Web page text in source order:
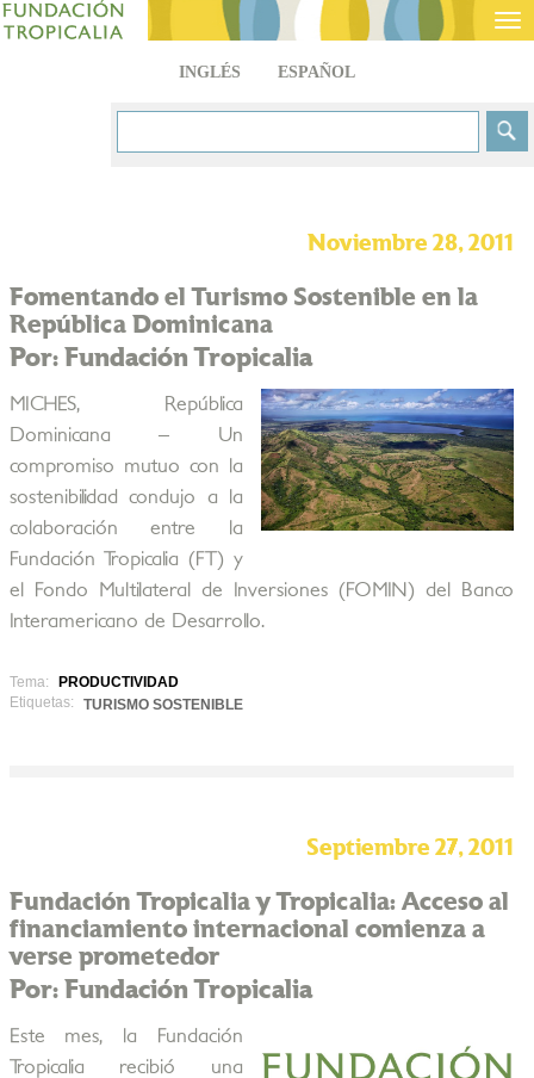
INGLÉS ESPAÑOL
Noviembre 28, 2011
Fomentando el Turismo Sostenible en la
República Dominicana
Por: Fundación Tropicalia
MICHES, República
Dominicana – Un
compromiso mutuo con la
sostenibilidad condujo a la
colaboración entre la
Fundación Tropicalia (FT) y
el Fondo Multilateral de Inversiones (FOMIN) del Banco
Interamericano de Desarrollo.
Tema:
PRODUCTIVIDAD
Etiquetas:
TURISMO SOSTENIBLE
Septiembre 27, 2011
Fundación Tropicalia y Tropicalia: Acceso al
financiamiento internacional comienza a
verse prometedor
Por: Fundación Tropicalia
Este mes, la Fundación
Tropicalia recibió una